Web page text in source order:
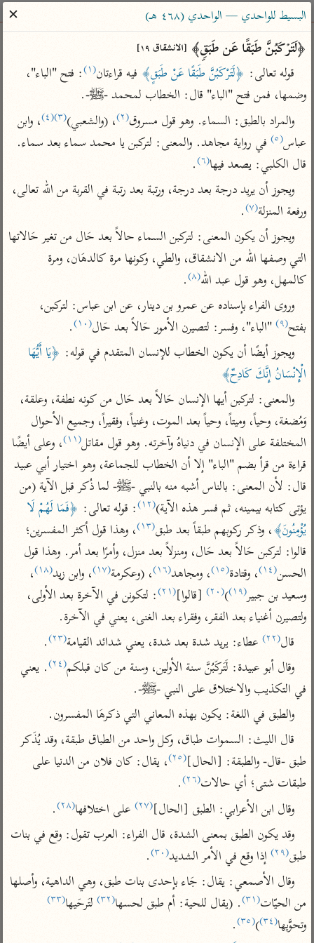
ساهم معنا في نشر القرآن والعلم الشرعي
الباحث القرآني
بحث تفسير علوم مصاحف معاجم
Type 2 or more characters for results.
Type 1 or more
characters for results.
تفسير الطبري
تفسير ابن كثير
تفسير القرطبي
تفسير البغوي
جمع الأقوال
تفسير ابن الجوزي
تفسير الماوردي
منتقاة
تفسير ابن القيم
تفسير ابن تيمية
عامّة
تفسير السمعاني
تفسير مكّي
محاسن التأويل
للقاسمي
تفسير الثعالبي
تفسير السمرقندي
تفسير الثعلبي
فتح البيان للقنوجي
فتح القدير للشوكاني
تفسير ابن جزي
موسوعات
تفسير الآلوسي
تفسير الرازي
أخرى
أضواء البيان
نظم الدرر للبقاعي
لغة وبلاغة
التحرير والتنوير
المحرر الوجيز لابن
عطية
البحر المحيط لأبي
حيان
البسيط للواحدي
تفسير أبي السعود
الكشاف للزمخشري
معاصرة
الميسر
التفسير
تفسير السعدي
القرآن – تدبر وعمل
تفسير ابن عثيمين
مركَّزة العبارة
تفسير الجلالين
جامع البيان للإيجي
تفسير البيضاوي
تفسير النسفي
الوجيز للواحدي
تفسير ابن أبي زمنين
آثار
موسوعة التفسير
المأثور
الدر المنثور
تفسير ابن أبي حاتم
تفسير قتادة
اشترك لتصلك أخبار مشاريعنا
اشترك
راسلنا •تليجرام
تويتر
تعليمات • عن الباحث القرآني
البسيط للواحدي — الواحدي (٤٦٨ هـ)
✕
﴿لَتَرۡكَبُنَّ طَبَقًا عَن طَبَقࣲ﴾ [الانشقاق ١٩]
قوله تعالى: ﴿لَتَرْكَبُنَّ طَبَقًا عَنْ طَبَقٍ﴾ فيه قراءتان(١)
وضمها، فمن فتح "الباء" قال: الخطاب لمحمد -ﷺ-.
والمراد بالطبق: السماء. وهو قول مسروق(٢) ، (والشعبي)(٣) (٤)
عباس(٥)
قال الكلبي: يصعد فيها(٦) .
ورفعة المنزلة(٧) .
كالمهل، وهو قول عبد الله(٨) .
بفتح(٩) "الباء"، وفسر: لتصيرن الأمور حَالاً بعد حَال(١٠)
.
ويجوز أيضًا أن يكون الخطاب للإنسان المتقدم في قوله:
الْإِنْسَانُ إِنَّكَ كَادِحٌ﴾
المختلفة على الإنسان في دنياهُ وآخرته. وهو قول مقاتل(١١)
يؤتى كتابه بيمينه، ثم فسر هذه الآية)(١٢) : قوله تعالى:
يُؤْمِنُونَ﴾، وذكر ركوبهم طبقاً بعد طبق(١٣)
الحسن(١٤) ، وقتادة(١٥) ، ومجاهد(١٦) ، (وعكرمة(١٧) ، وابن زيد(١٨)
وسعيد بن جبير(١٩) )(٢٠) [قالوا](٢١)
ولتصيرن أغنياء بعد الفقر، وفقراء بعد الغنى، يعني في الآخرة.
قال(٢٢) عطاء: يريد شدة بعد شدة، يعني شدائد القيامة(٢٣)
.
وقال أبو عبيدة: لَتَركَبُنَّ سنة الأولين، وسنة من كان قبلكم(٢٤)
في التكذيب والاختلاق على النبي -ﷺ-.
والطبق في اللغة: يكون بهذه المعاني التي ذكرهَا المفسرون.
قال الليث: السموات طباق، وكل واحد من الطباق طبقة، وقد يُذَكر
طبق -قال- والطبقة: [الحال](٢٥)
طبقات شتى؛ أي حالات(٢٦)
.
وقال ابن الأعرابي: الطبق [الحال](٢٧) على اختلافها(٢٨)
.
طبق(٢٩) إذا وقع في الأمر الشديد(٣٠)
.
من الحيّات(٣١) . (يقال للحية: أم طبق لحسها(٣٢) لتَرحَيها(٣٣)
وتحوَّيها(٣٤) )(٣٥)
.